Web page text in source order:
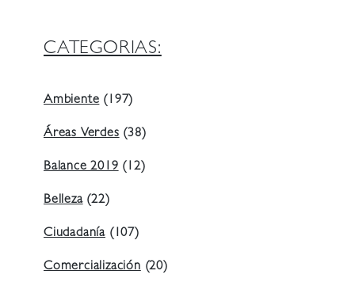
CATEGORIAS:
Ambiente(197)
Áreas Verdes(38)
Balance 2019(12)
Belleza(22)
Ciudadanía (107)
Comercialización(20)